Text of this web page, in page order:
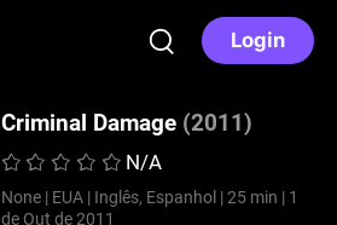
Login
Criminal Damage (2011)
N/A
None | EUA | Inglês, Espanhol | 25 min | 1
de Out de 2011